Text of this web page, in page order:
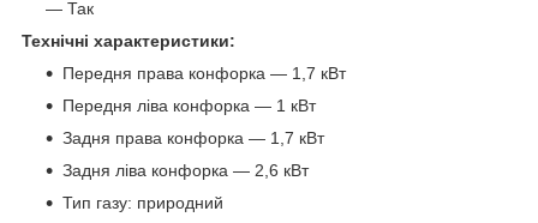
— Так
Технічні характеристики:
Передня права конфорка — 1,7 кВт
Передня ліва конфорка — 1 кВт
Задня права конфорка — 1,7 кВт
Задня ліва конфорка — 2,6 кВт
Тип газу: природний